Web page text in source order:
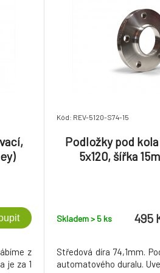
z
je za 1
Kód: REV-5120-S74-15
Podložky pod
5x120, šířka
Skladem > 5 ks 495
Středová díra 74,1mm.
automatového duralu.